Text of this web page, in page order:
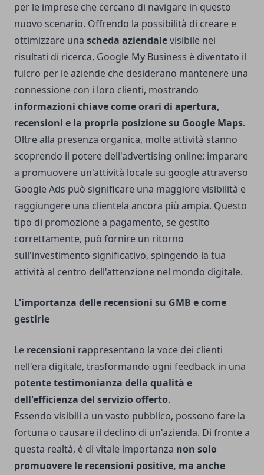
per le imprese che cercano di navigare in questo
nuovo scenario. Offrendo la possibilità di creare e
ottimizzare una scheda aziendalevisibile nei
risultati di ricerca, Google My Business è diventato il
fulcro per le aziende che desiderano mantenere una
connessione con i loro clienti, mostrando
informazioni chiave come orari di apertura,
recensioni e la propria posizione su Google Maps.
Oltre alla presenza organica, molte attività stanno
scoprendo il potere dell'advertising online: imparare
a promuovere un'attività locale su googleattraverso
Google Ads può significare una maggiore visibilità e
raggiungere una clientela ancora più ampia. Questo
tipo di promozione a pagamento, se gestito
correttamente, può fornire un ritorno
sull'investimento significativo, spingendo la tua
attività al centro dell'attenzione nel mondo digitale.
L'importanza delle recensioni su GMB e come
gestirle
Le recensioni rappresentano la voce dei clienti
nell'era digitale, trasformando ogni feedback in una
potente testimonianza della qualità e
dell'efficienza del servizio offerto.
Essendo visibili a un vasto pubblico, possono fare la
fortuna o causare il declino di un'azienda. Di fronte a
questa realtà, è di vitale importanza non solo
promuovere le recensioni positive, ma anche